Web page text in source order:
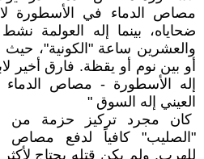
مصاص الدماء في الأسطورة لا
ضحاياه، بينما إله العولمة
والعشرين ساعة "الكونية"، حيث
أو بين نوم أو يقظة. فارق أخير
إله الأسطورة - مصاص
العيني إله السوق "
كان مجرد تركيز حزمة من
"الصليب" كافياً لدفع مصاص
للهرب. ولم يكن قتله يحتاج